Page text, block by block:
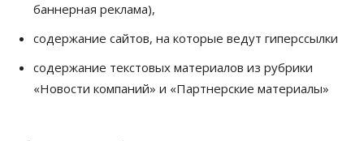
07 Августа 2026, 10:15
Общество
Новосибирской области, но режима ЧС не будет
07 Августа 2026, 10:00
баннерная реклама),
содержание сайтов, на которые ведут гиперссылки
содержание текстовых материалов из рубрики
«Новости компаний» и «Партнерские материалы»